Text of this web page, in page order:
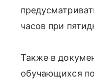
часов при
Также в
обучающихся